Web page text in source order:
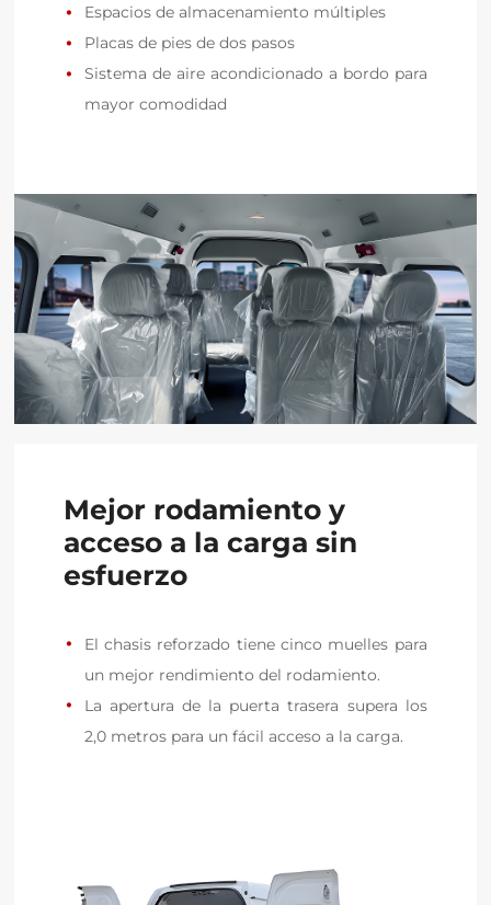
Espacios de almacenamiento múltiples
Placas de pies de dos pasos
Sistema de aire acondicionado a bordo para
mayor comodidad
Mejor rodamiento y
acceso a la carga sin
esfuerzo
El chasis reforzado tiene cinco muelles para
un mejor rendimiento del rodamiento.
La apertura de la puerta trasera supera los
2,0 metros para un fácil acceso a la carga.